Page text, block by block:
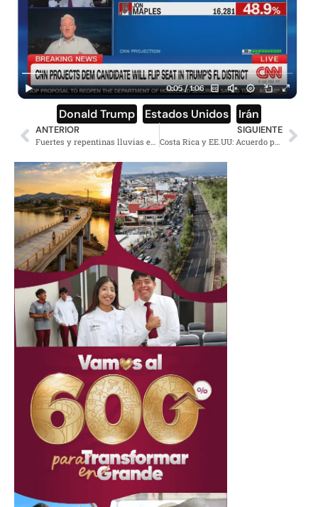
Donald Trump Estados Unidos Irán
ANTERIOR
Fuertes y repentinas lluvias en Kenia, más de 80 fallecidos
SIGUIENTE
Costa Rica y EE.UU: Acuerdo para Recibir Deportados